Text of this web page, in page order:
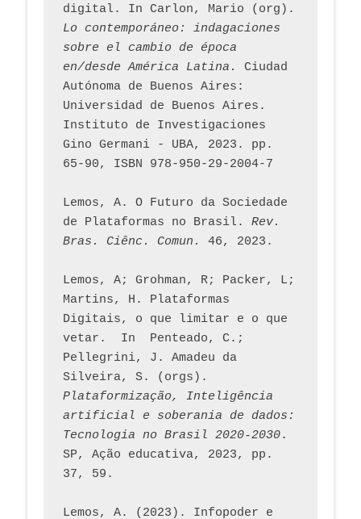
Lo contemporáneo: indagaciones
sobre el cambio de época
en/desde América Latina.
Ciudad
Autónoma de Buenos Aires:
Universidad de Buenos Aires.
Instituto de Investigaciones
Gino Germani - UBA, 2023. pp.
65-90, ISBN 978-950-29-2004-7
Lemos, A. O Futuro da Sociedade
de Plataformas no Brasil. Rev.
Bras. Ciênc. Comun.
Lemos, A; Grohman, R; Packer, L;
Martins, H. Plataformas
Digitais, o que limitar e o que
vetar.  In  Penteado, C.;
Pellegrini, J. Amadeu da
Plataformização, Inteligência
artificial e soberania de dados:
Tecnologia no Brasil 2020-2030.
SP, Ação educativa, 2023, pp.
37, 59.
Lemos, A. (2023). Infopoder e